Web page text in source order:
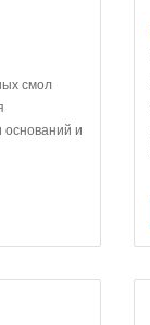
смол
и